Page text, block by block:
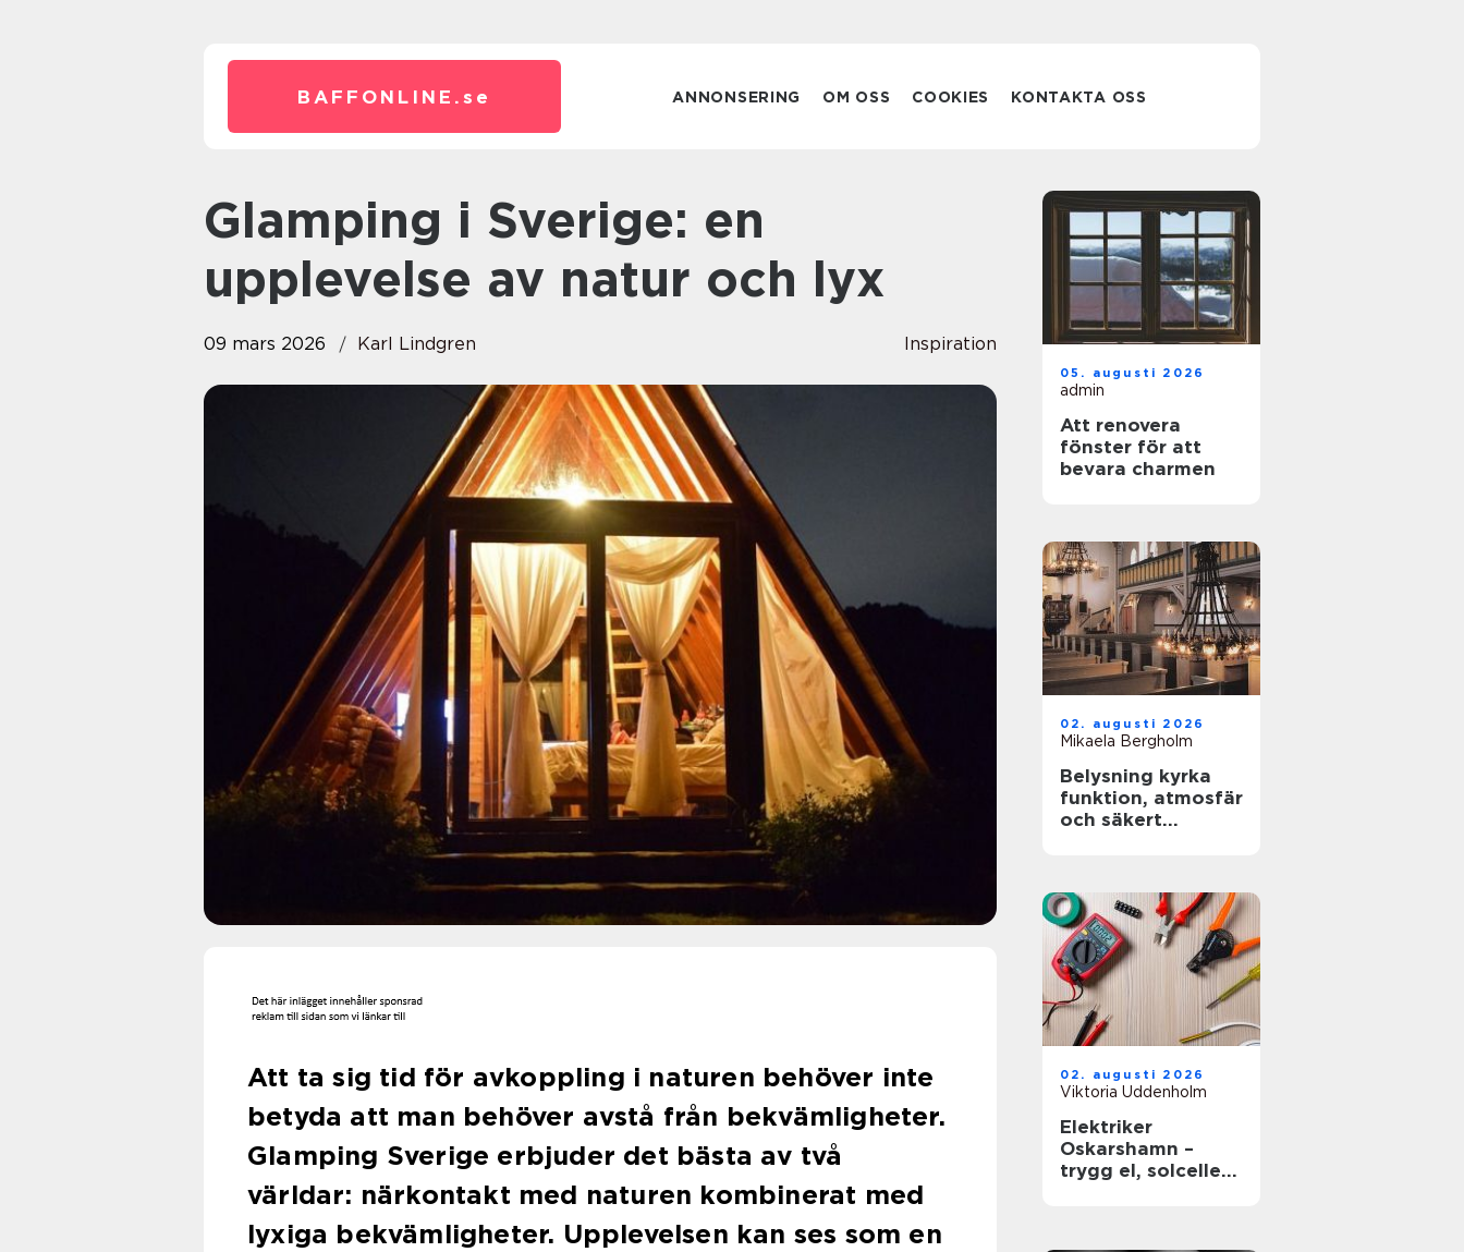
BAFFONLINE. se ANNONSERING OM OSS COOKIES KONTAKTA OSS
Glamping i Sverige: en
upplevelse av natur och lyx
09 mars 2026 Karl Lindgren Inspiration
Att ta sig tid för avkoppling i naturen behöver inte
betyda att man behöver avstå från bekvämligheter.
Glamping Sverige erbjuder det bästa av två
världar: närkontakt med naturen kombinerat med
lyxiga bekvämligheter. Upplevelsen kan ses som en
05. augusti 2026
admin
Att renovera
fönster för att
bevara charmen
02. augusti 2026
Mikaela Bergholm
Belysning kyrka
funktion, atmosfär
och säkert
02. augusti 2026
Viktoria Uddenholm
Elektriker
Oskarshamn –
trygg el, solceller